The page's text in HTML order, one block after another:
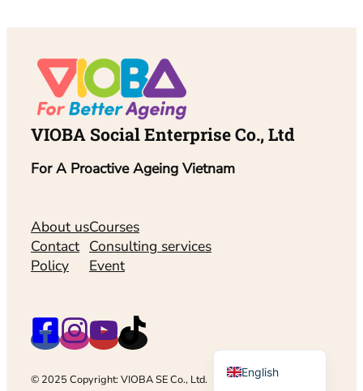
VIOBA Social Enterprise Co., Ltd
For A Proactive Ageing Vietnam
About us
Contact
Policy
Courses
Consulting services
Event
© 2025 Copyright: VIOBA SE Co., Ltd.
English